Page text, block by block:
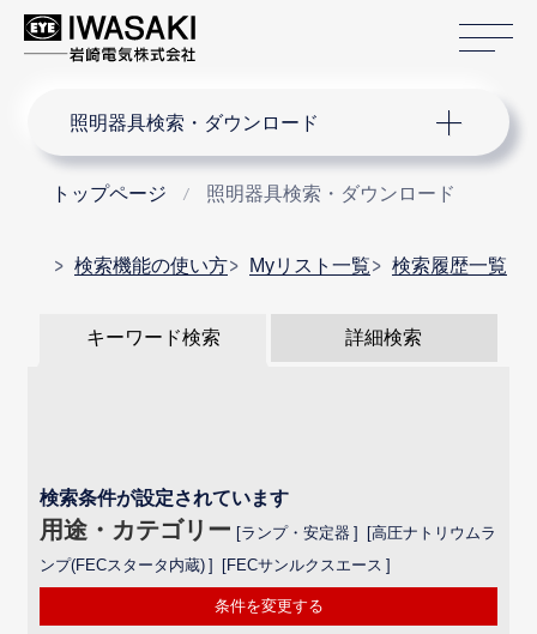
照明器具検索・ダウンロード
トップページ 照明器具検索・ダウンロード
検索機能の使い方 Myリスト一覧 検索履歴一覧
キーワード検索 詳細検索
条件を変更する
検索条件が設定されています
用途・カテゴリー ランプ・安定器
高圧ナトリウムラ
ンプ(FECスタータ内蔵)
FECサンルクスエース